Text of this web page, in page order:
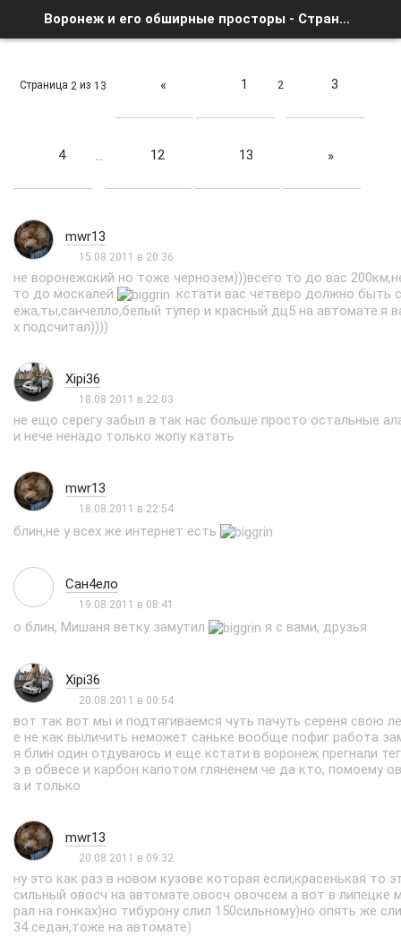
Воронеж и его обширные просторы - Страница 2 - Список форумов
Страница 2 из 13 « 1 2 3
4 … 12 13 »
mwr13
15.08.2011 в 20:36
не воронежский но тоже чернозем)))всего то до вас
то до москалей
.кстати вас четверо должно быть
ежа,ты,санчелло,белый тупер и красный дц5 на автомате.я
х подсчитал))))
Xipi36
18.08.2011 в 22:03
не ещо серегу забыл а так нас больше просто остальные
и нече ненадо только жопу катать
mwr13
18.08.2011 в 22:54
блин,не у всех же интернет есть
Сан4ело
19.08.2011 в 08:41
о блин, Мишаня ветку замутил я с вами, друзья
Xipi36
20.08.2011 в 00:54
вот так вот мы и подтягиваемся чуть пачуть сереня свою
е не как выличить неможет саньке вообще пофиг работа
я блин один отдуваюсь и еще кстати в воронеж прегнали
э в обвесе и карбон капотом гляненем че да кто, помоему
а и только
mwr13
20.08.2011 в 09:32
ну это как раз в новом кузове которая если,красенькая то
сильный овосч на автомате.овосч овочсем а вот в липецке
рал на гонках)но тибурону слил 150сильному)но опять же
34 седан,тоже на автомате)